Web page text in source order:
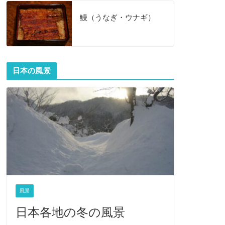
鰻（うなぎ・ウナギ）
日本の風景
風景
日本各地の冬の風景